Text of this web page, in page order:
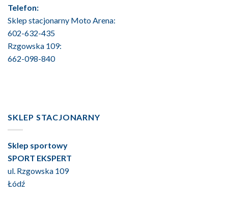
Telefon:
Sklep stacjonarny Moto Arena:
602-632-435
Rzgowska 109:
662-098-840
SKLEP STACJONARNY
Sklep sportowy
SPORT EKSPERT
ul. Rzgowska 109
Łódź